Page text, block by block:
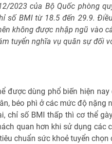
2023 của Bộ Quốc phòng
số BMI từ 18.5 đến 29.9.
không được nhập ngũ vào
tuyển nghĩa vụ quân sự đối
được dùng phổ biến hiện
béo phì ở các mức độ nặng
chỉ số BMI thấp thì cơ thể
quan hơn khi sử dụng các
chuẩn sức khoẻ tuyển chọn